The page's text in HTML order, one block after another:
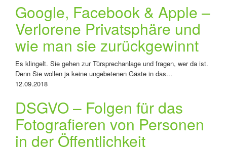
Google, Facebook & Apple –
Verlorene Privatsphäre und
wie man sie zurückgewinnt
Es klingelt. Sie gehen zur Türsprechanlage und fragen, wer da ist.
Denn Sie wollen ja keine ungebetenen Gäste in das...
12.09.2018
DSGVO – Folgen für das
Fotografieren von Personen
in der Öffentlichkeit